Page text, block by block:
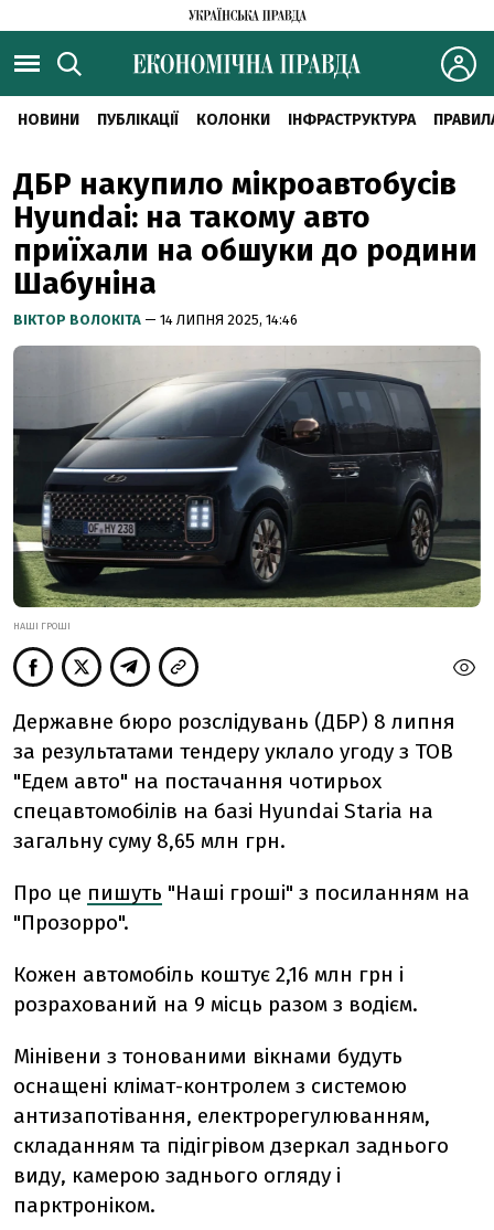
НОВИНИ ПУБЛІКАЦІЇ КОЛОНКИ ІНФРАСТРУКТУРА
ДБР накупило мікроавтобусів
Hyundai: на такому авто
приїхали на обшуки до родини
Шабуніна
ВІКТОР ВОЛОКІТА — 14 ЛИПНЯ 2025, 14:46
НАШІ ГРОШІ
Державне бюро розслідувань (ДБР) 8 липня
за результатами тендеру уклало угоду з ТОВ
"Едем авто" на постачання чотирьох
спецавтомобілів на базі Hyundai Staria на
загальну суму 8,65 млн грн.
Про це пишуть "Наші гроші" з посиланням на
"Прозорро".
Кожен автомобіль коштує 2,16 млн грн і
розрахований на 9 місць разом з водієм.
Мінівени з тонованими вікнами будуть
оснащені клімат-контролем з системою
антизапотівання, електрорегулюванням,
складанням та підігрівом дзеркал заднього
виду, камерою заднього огляду і
парктроніком.